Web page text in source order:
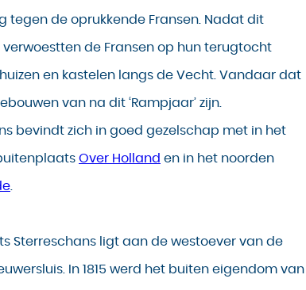
tegen de oprukkende Fransen. Nadat dit
verwoestten de Fransen op hun terugtocht
en kastelen langs de Vecht. Vandaar dat
van na dit ‘Rampjaar’ zijn.
bevindt zich in goed gezelschap met in het
Over Holland en in het noorden
.
Sterreschans ligt aan de westoever van de
In 1815 werd het buiten eigendom van